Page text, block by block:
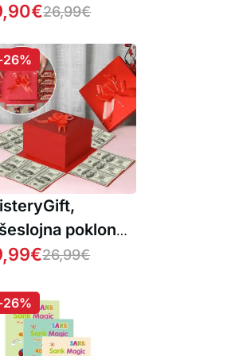
€26,99€
poklon
€26,99€
26%
26%